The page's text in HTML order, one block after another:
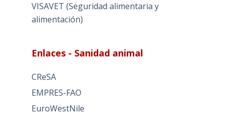
VISAVET (Seguridad alimentaria y
alimentación)
Enlaces - Sanidad animal
CReSA
EMPRES-FAO
EuroWestNile